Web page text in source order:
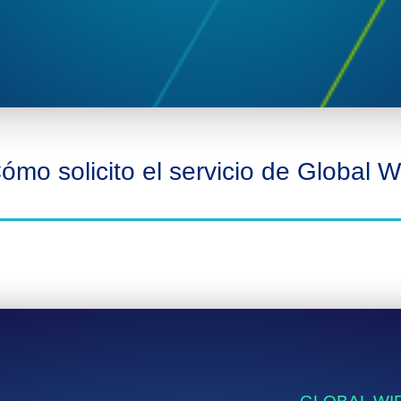
solicito el servicio de Global